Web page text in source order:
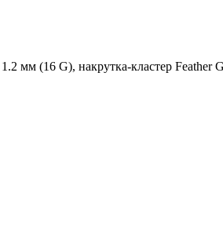
мм (16 G), накрутка-кластер